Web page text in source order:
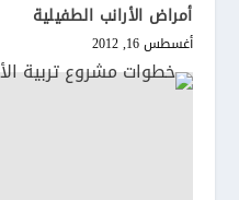
أمراض الأرانب الطفيلية
أغسطس 16, 2012